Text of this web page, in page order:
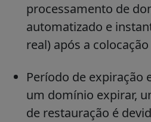
processamento de
automatizado e
real) após a
Período de expiração
um domínio expirar,
de restauração é